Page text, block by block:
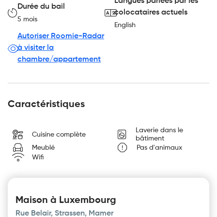
Durée du bail
5 mois
colocataires actuels
English
Autoriser Roomie-Radar
à visiter la
chambre/appartement
Caractéristiques
Cuisine complète
Laverie dans le
bâtiment
Meublé
Pas d'animaux
Wifi
Maison à Luxembourg
Rue Belair, Strassen, Mamer